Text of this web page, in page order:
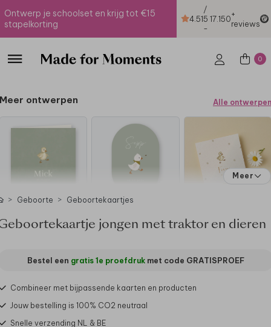
Ontwerp je schoolset en krijg tot €15
stapelkorting
4.51
/
5
-
17.150+
reviews
0
Meer ontwerpen Alle ontwerpen
Meer
Geboorte Geboortekaartjes
jongen met traktor en dieren
Bestel een gratis 1e proefdrukmet code GRATISPROEF
Combineer met bijpassende kaarten en producten
Jouw bestelling is 100% CO2 neutraal
Snelle verzending NL & BE